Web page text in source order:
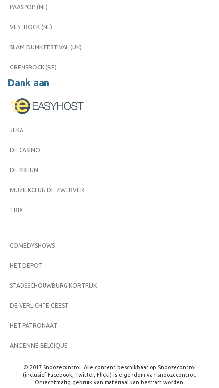
PAASPOP (NL)
VESTROCK (NL)
SLAM DUNK FESTIVAL (UK)
GRENSROCK (BE)
Dank aan
JEKA
DE CASINO
DE KREUN
MUZIEKCLUB DE ZWERVER
TRIX
COMEDYSHOWS
HET DEPOT
STADSSCHOUWBURG KORTRIJK
DE VERLICHTE GEEST
HET PATRONAAT
ANCIENNE BELGIQUE
© 2017 Snoozecontrol. Alle content beschikbaar op Snoozecontrol
(inclusief Facebook, Twitter, Flickr) is eigendom van snoozecontrol.
Onrechtmatig gebruik van materiaal kan bestraft worden.